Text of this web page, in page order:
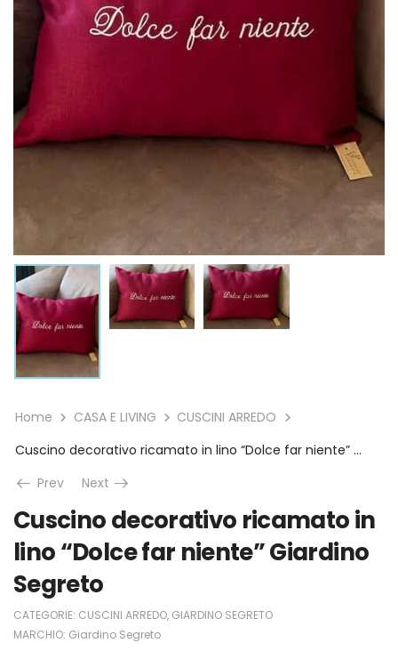
Home CASA E LIVING
CUSCINI ARREDO
Cuscino decorativo ricamato in lino “Dolce far niente” Giardino Segreto
Prev
Next
Cuscino decorativo ricamato in
lino “Dolce far niente” Giardino
Segreto
CATEGORIE: CUSCINI ARREDO, GIARDINO SEGRETO
MARCHIO: Giardino Segreto